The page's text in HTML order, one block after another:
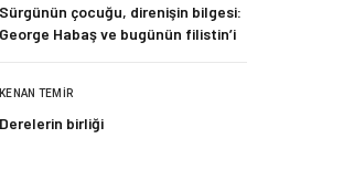
Sürgünün çocuğu, direnişin bilgesi:
George Habaş ve bugünün filistin’i
KENAN TEMIR
Derelerin birliği